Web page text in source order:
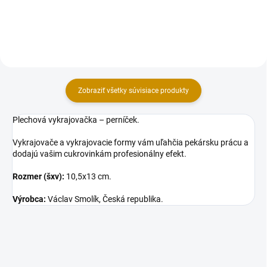
Zobraziť všetky súvisiace produkty
Plechová vykrajovačka – perníček.
Vykrajovače a vykrajovacie formy vám uľahčia pekársku prácu a
dodajú vašim cukrovinkám profesionálny efekt.
Rozmer (šxv): 10,5x13 cm.
Výrobca: Václav Smolík, Česká republika.